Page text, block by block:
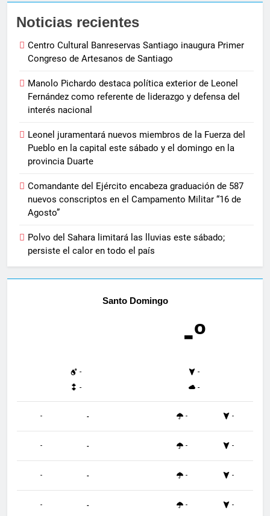
Noticias recientes
Centro Cultural Banreservas Santiago inaugura Primer
Congreso de Artesanos de Santiago
Manolo Pichardo destaca política exterior de Leonel
Fernández como referente de liderazgo y defensa del
interés nacional
Leonel juramentará nuevos miembros de la Fuerza del
Pueblo en la capital este sábado y el domingo en la
provincia Duarte
Comandante del Ejército encabeza graduación de 587
nuevos conscriptos en el Campamento Militar “16 de
Agosto”
Polvo del Sahara limitará las lluvias este sábado;
persiste el calor en todo el país
Santo Domingo
-º
-
-
-
-
- - - -
- - - -
- - - -
- - - -